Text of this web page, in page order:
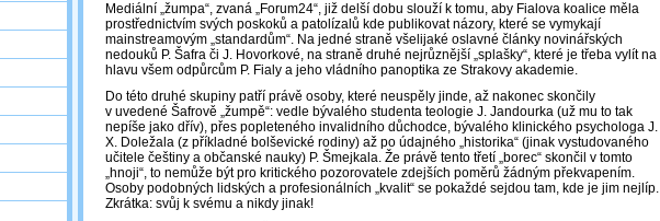
Mediální „žumpa“, zvaná „Forum24“, již delší dobu slouží k tomu, aby Fialova koalice měla
prostřednictvím svých poskoků a patolízalů kde publikovat názory, které se vymykají
mainstreamovým „standardům“. Na jedné straně všelijaké oslavné články novinářských
nedouků P. Šafra či J. Hovorkové, na straně druhé nejrůznější „splašky“, které je třeba vylít na
hlavu všem odpůrcům P. Fialy a jeho vládního panoptika ze Strakovy akademie.
Do této druhé skupiny patří právě osoby, které neuspěly jinde, až nakonec skončily
v uvedené Šafrově „žumpě“: vedle bývalého studenta teologie J. Jandourka (už mu to tak
nepíše jako dřív), přes popleteného invalidního důchodce, bývalého klinického psychologa J.
X. Doležala (z příkladné bolševické rodiny) až po údajného „historika“ (jinak vystudovaného
učitele češtiny a občanské nauky) P. Šmejkala. Že právě tento třetí „borec“ skončil v tomto
„hnoji“, to nemůže být pro kritického pozorovatele zdejších poměrů žádným překvapením.
Osoby podobných lidských a profesionálních „kvalit“ se pokaždé sejdou tam, kde je jim nejlíp.
Zkrátka: svůj k svému a nikdy jinak!